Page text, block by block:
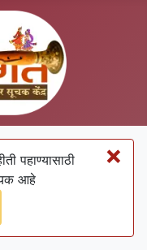
×
पहाण्‍यासाठी
आहे